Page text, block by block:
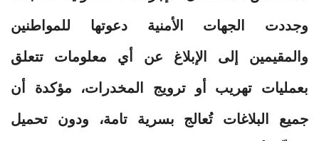
وجددت الجهات الأمنية دعوتها للمواطنين
والمقيمين إلى الإبلاغ عن أي معلومات تتعلق
بعمليات تهريب أو ترويج المخدرات، مؤكدة أن
جميع البلاغات تُعالج بسرية تامة، ودون تحميل